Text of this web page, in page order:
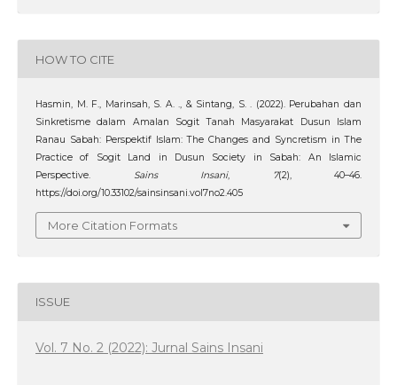
HOW TO CITE
Hasmin, M. F., Marinsah, S. A. ., & Sintang, S. . (2022). Perubahan dan
Sinkretisme dalam Amalan Sogit Tanah Masyarakat Dusun Islam
Ranau Sabah: Perspektif Islam: The Changes and Syncretism in The
Practice of Sogit Land in Dusun Society in Sabah: An Islamic
Perspective.
Sains Insani, 7(2), 40–46.
https://doi.org/10.33102/sainsinsani.vol7no2.405
More Citation Formats
ISSUE
Vol. 7 No. 2 (2022): Jurnal Sains Insani